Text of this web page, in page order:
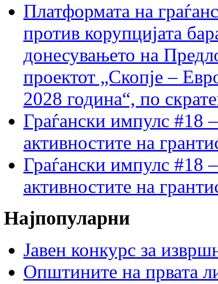
Платформата на
против корупцијата
донесувањето на
проектот „Скопје –
2028 година“, по
Граѓански импулс #18
активностите на
Граѓански импулс #18
активностите на
Најпопуларни
Јавен конкурс за
Општините на првата